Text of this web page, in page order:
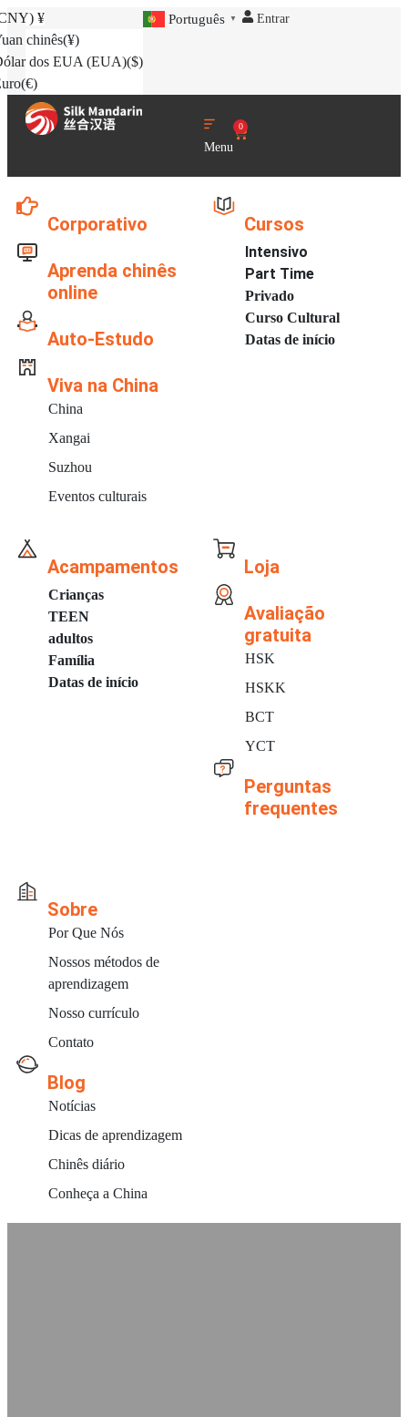
¥
chinês(¥)
dos EUA (EUA)($)
(€)
Português ▼ Entrar
Menu
0
Corporativo
Aprenda chinês
online
Auto-Estudo
Viva na China
China
Xangai
Suzhou
Eventos culturais
Cursos
Intensivo
Part Time
Privado
Curso Cultural
Datas de início
Acampamentos
Crianças
TEEN
adultos
Família
Datas de início
Loja
Avaliação
gratuita
HSK
HSKK
BCT
YCT
Perguntas
frequentes
Sobre
Por Que Nós
Nossos métodos de
aprendizagem
Nosso currículo
Contato
Blog
Notícias
Dicas de aprendizagem
Chinês diário
Conheça a China